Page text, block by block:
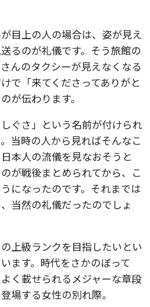
目上の人の場合は、姿が見え
るのが礼儀です。そう旅館の
んのタクシーが見えなくなる
で「来てくださってありがと
が伝わります。
ぐさ」という名前が付けられ
当時の人から見ればそんなこ
本人の流儀を見なおそうと
が戦後まとめられてから、こ
になったのです。それまでは
当然の礼儀だったのでしょ
上級ランクを目指したいとい
ます。時代をさかのぼって
く載せられるメジャーな章段
場する女性の別れ際。